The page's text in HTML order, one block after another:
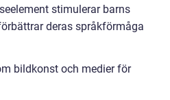
stimulerar barns
deras språkförmåga
bildkonst och medier för